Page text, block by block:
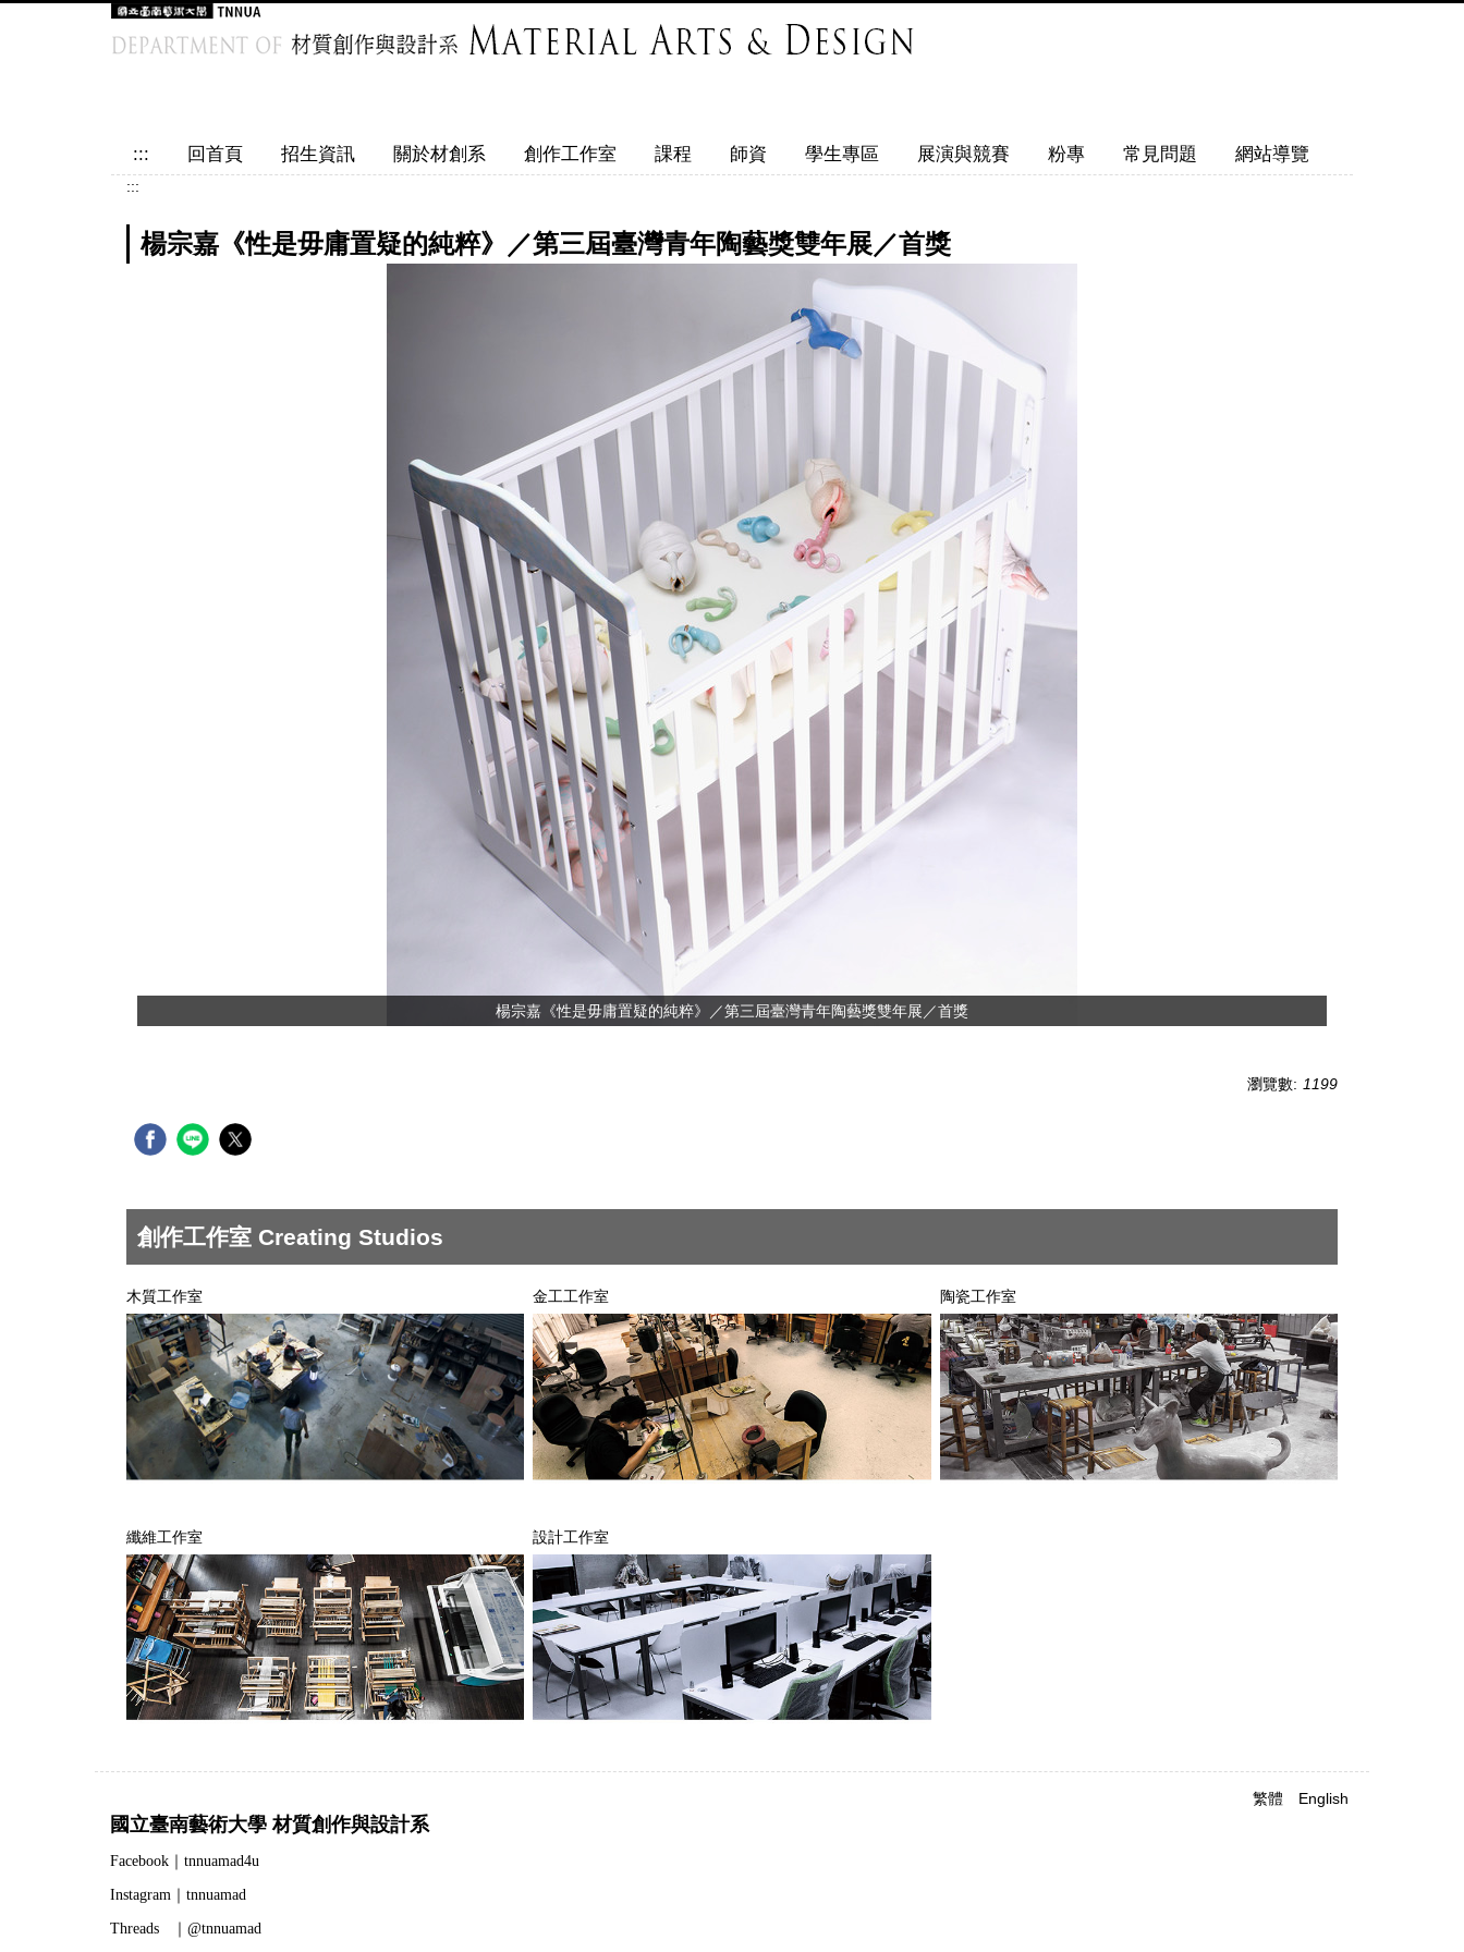
::: 回首頁 招生資訊 關於材創系 創作工作室 課程 師資 學生專區 展演與競賽 粉專 常見問題 網站導覽
:::
楊宗嘉《性是毋庸置疑的純粹》／第三屆臺灣青年陶藝獎雙年展／首獎
楊宗嘉《性是毋庸置疑的純粹》／第三屆臺灣青年陶藝獎雙年展／首獎
瀏覽數: 1199
創作工作室 Creating Studios
木質工作室 金工工作室 陶瓷工作室
纖維工作室 設計工作室
繁體 English
國立臺南藝術大學 材質創作與設計系
Facebook｜tnnuamad4u
Instagram｜tnnuamad
Threads ｜@tnnuamad